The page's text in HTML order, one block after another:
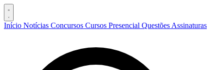
Início Notícias Concursos Cursos Presencial Questões Assinaturas